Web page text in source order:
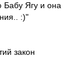
Ягу и она
:)"
закон